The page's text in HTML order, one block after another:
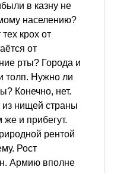
в казну не
населению?
крох от
от
рты? Города и
толп. Нужно ли
Конечно, нет.
из нищей страны
же и прибегут.
рентой
Рост
Армию вполне